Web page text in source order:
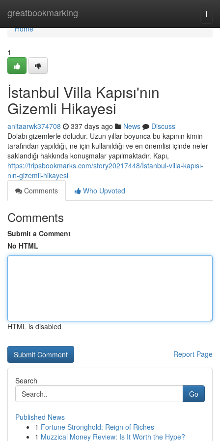
greatbookmarking
Home
Home
1
İstanbul Villa Kapısı'nın
Gizemli Hikayesi
anitaarwk374708 337 days ago News
Discuss
Dolabı gizemlerle doludur. Uzun yıllar boyunca bu kapının kimin
tarafından yapıldığı, ne için kullanıldığı ve en önemlisi içinde neler
saklandığı hakkında konuşmalar yapılmaktadır. Kapı,
https://tripsbookmarks.com/story20217448/İstanbul-villa-kapısı-
nın-gizemli-hikayesi
Comments
Who Upvoted
Comments
Submit a Comment
No HTML
HTML is disabled
Report Page
Search
Go
Published News
1 Fortune Stronghold: Reign of Riches
1 Muzzical Money Review: Is It Worth the Hype?